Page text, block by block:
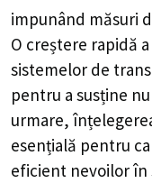
impunând măsuri
O creștere rapidă
sistemelor de
pentru a susține
urmare,
esențială pentru
eficient nevoilor în